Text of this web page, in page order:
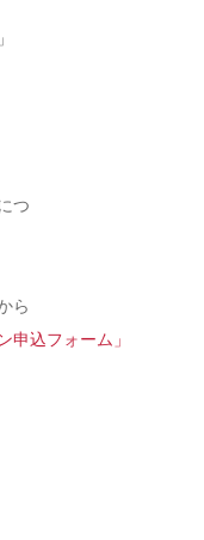
つ
ら
申込フォーム」